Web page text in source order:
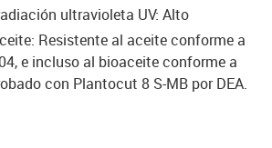
ultravioleta UV: Alto
Resistente al aceite conforme a
e incluso al bioaceite conforme a
con Plantocut 8 S-MB por DEA.